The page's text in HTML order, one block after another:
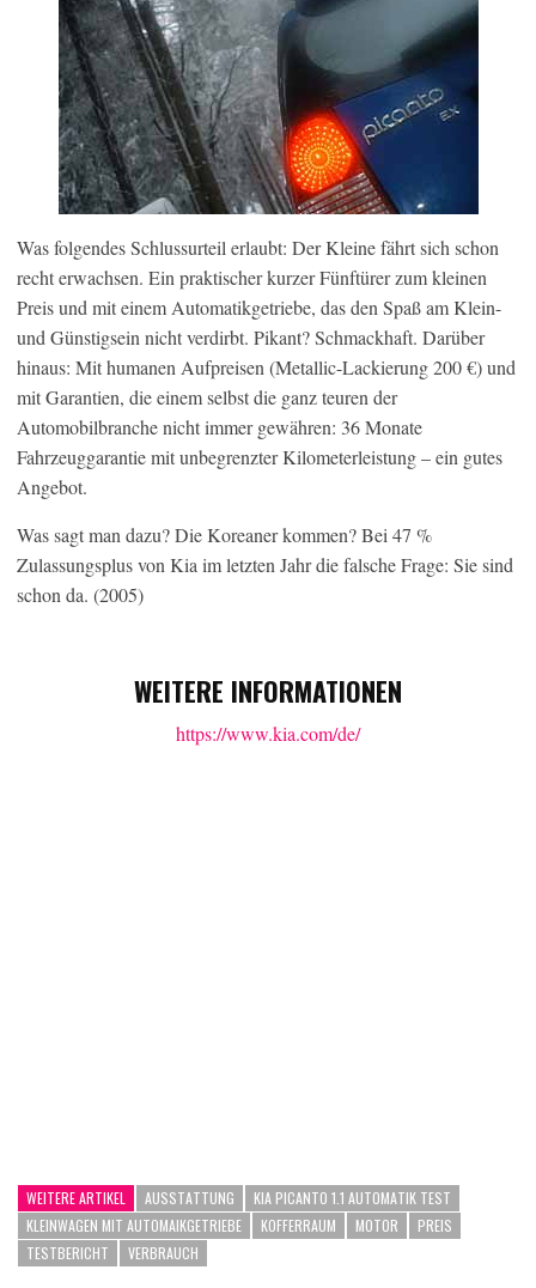
Was folgendes Schlussurteil erlaubt: Der Kleine fährt sich schon
recht erwachsen. Ein praktischer kurzer Fünftürer zum kleinen
Preis und mit einem Automatikgetriebe, das den Spaß am Klein-
und Günstigsein nicht verdirbt. Pikant? Schmackhaft. Darüber
hinaus: Mit humanen Aufpreisen (Metallic-Lackierung 200 €) und
mit Garantien, die einem selbst die ganz teuren der
Automobilbranche nicht immer gewähren: 36 Monate
Fahrzeuggarantie mit unbegrenzter Kilometerleistung – ein gutes
Angebot.
Was sagt man dazu? Die Koreaner kommen? Bei 47 %
Zulassungsplus von Kia im letzten Jahr die falsche Frage: Sie sind
schon da. (2005)
WEITERE INFORMATIONEN
https://www.kia.com/de/
WEITERE ARTIKEL AUSSTATTUNG
KIA PICANTO 1.1 AUTOMATIK TEST
KLEINWAGEN MIT AUTOMAIKGETRIEBE
KOFFERRAUM MOTOR
PREIS
TESTBERICHT
VERBRAUCH